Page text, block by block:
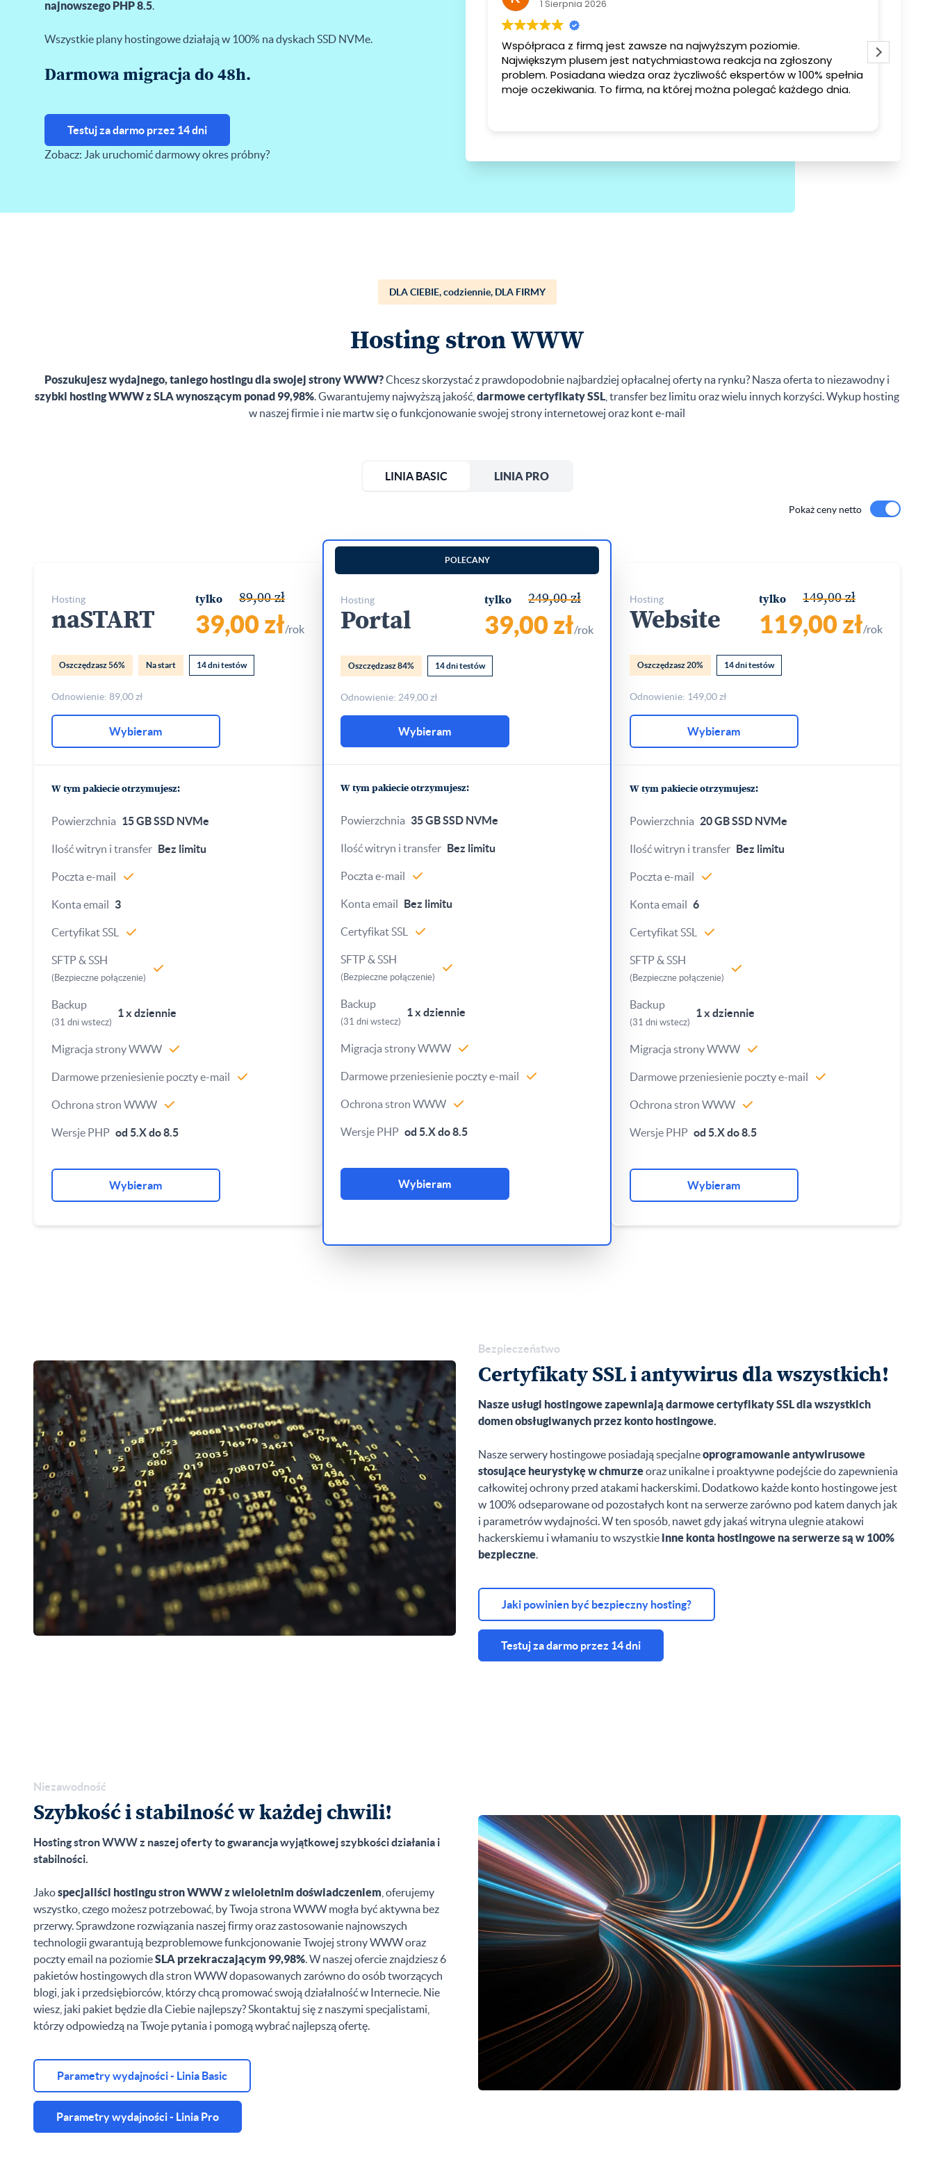
najnowszego PHP 8.5.
Wszystkie plany hostingowe działają w 100% na dyskach SSD NVMe.
Darmowa migracja do 48h.
Testuj za darmo przez 14 dni
Zobacz: Jak uruchomić darmowy okres próbny?
1 Sierpnia 2026
Współpraca z firmą jest zawsze na najwyższym poziomie.
Największym plusem jest natychmiastowa reakcja na zgłoszony
problem. Posiadana wiedza oraz życzliwość ekspertów w 100% spełnia
moje oczekiwania. To firma, na której można polegać każdego dnia.
DLA CIEBIE, codziennie, DLA FIRMY
Hosting stron WWW
Poszukujesz wydajnego, taniego hostingu dla swojej strony WWW?Chcesz skorzystać z prawdopodobnie najbardziej opłacalnej oferty na rynku? Nasza oferta to niezawodny i
szybki hosting WWW z SLA wynoszącym ponad 99,98%. Gwarantujemy najwyższą jakość, darmowe certyfikaty SSL , transfer bez limitu oraz wielu innych korzyści. Wykup hosting
w naszej firmie i nie martw się o funkcjonowanie swojej strony internetowej oraz kont e-mail
LINIA BASIC LINIA PRO
Pokaż ceny netto
hosting
naSTART
tylko 89,00 zł
39,00 zł/rok
Oszczędzasz 56% Na start 14 dni testów
Odnowienie: 89,00 zł
Wybieram
W tym pakiecie otrzymujesz:
Powierzchnia 15 GB SSD NVMe
Ilość witryn i transfer Bez limitu
Poczta e-mail
Konta email 3
Certyfikat SSL
SFTP & SSH
(Bezpieczne połączenie)
Backup
(31 dni wstecz)
1 x dziennie
Migracja strony WWW
Darmowe przeniesienie poczty e-mail
Ochrona stron WWW
Wersje PHP od 5.X do 8.5
Wybieram
POLECANY
hosting
Portal
tylko 249,00 zł
39,00 zł/rok
Oszczędzasz 84% 14 dni testów
Odnowienie: 249,00 zł
Wybieram
W tym pakiecie otrzymujesz:
Powierzchnia 35 GB SSD NVMe
Ilość witryn i transfer Bez limitu
Poczta e-mail
Konta email Bez limitu
Certyfikat SSL
SFTP & SSH
(Bezpieczne połączenie)
Backup
(31 dni wstecz)
1 x dziennie
Migracja strony WWW
Darmowe przeniesienie poczty e-mail
Ochrona stron WWW
Wersje PHP od 5.X do 8.5
Wybieram
hosting
Website
tylko 149,00 zł
119,00 zł/rok
Oszczędzasz 20% 14 dni testów
Odnowienie: 149,00 zł
Wybieram
W tym pakiecie otrzymujesz:
Powierzchnia 20 GB SSD NVMe
Ilość witryn i transfer Bez limitu
Poczta e-mail
Konta email 6
Certyfikat SSL
SFTP & SSH
(Bezpieczne połączenie)
Backup
(31 dni wstecz)
1 x dziennie
Migracja strony WWW
Darmowe przeniesienie poczty e-mail
Ochrona stron WWW
Wersje PHP od 5.X do 8.5
Wybieram
Bezpieczeństwo
Certyfikaty SSL i antywirus dla wszystkich!
Nasze usługi hostingowe zapewniają darmowe certyfikaty SSL dla wszystkich
domen obsługiwanych przez konto hostingowe.
Nasze serwery hostingowe posiadają specjalneoprogramowanie antywirusowe
stosujące heurystykę w chmurzeoraz unikalne i proaktywne podejście do zapewnienia
całkowitej ochrony przed atakami hackerskimi. Dodatkowo każde konto hostingowe jest
w 100% odseparowane od pozostałych kont na serwerze zarówno pod katem danych jak
i parametrów wydajności. W ten sposób, nawet gdy jakaś witryna ulegnie atakowi
hackerskiemu i włamaniu to wszystkieinne konta hostingowe na serwerze są w 100%
bezpieczne.
Jaki powinien być bezpieczny hosting?
Testuj za darmo przez 14 dni
Niezawodność
Szybkość i stabilność w każdej chwili!
Hosting stron WWW z naszej oferty to gwarancja wyjątkowej szybkości działania i
stabilności.
Jakospecjaliści hostingu stron WWW z wieloletnim doświadczeniem , oferujemy
wszystko, czego możesz potrzebować, by Twoja strona WWW mogła być aktywna bez
przerwy. Sprawdzone rozwiązania naszej firmy oraz zastosowanie najnowszych
technologii gwarantują bezproblemowe funkcjonowanie Twojej strony WWW oraz
poczty email na poziomieSLA przekraczającym 99,98%. W naszej ofercie znajdziesz 6
pakietów hostingowych dla stron WWW dopasowanych zarówno do osób tworzących
blogi, jak i przedsiębiorców, którzy chcą promować swoją działalność w Internecie. Nie
wiesz, jaki pakiet będzie dla Ciebie najlepszy? Skontaktuj się z naszymi specjalistami,
którzy odpowiedzą na Twoje pytania i pomogą wybrać najlepszą ofertę.
Parametry wydajności - Linia Basic
Parametry wydajności - Linia Pro